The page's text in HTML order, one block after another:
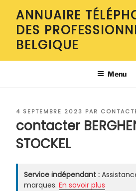
contenu
principal
ANNUAIRE
DES
BELGIQUE
Menu
PUBLIÉ
4 SEPTEMBRE 2023 PAR
contacter
STOCKEL
Service indépendant :
marques. En savoir plus